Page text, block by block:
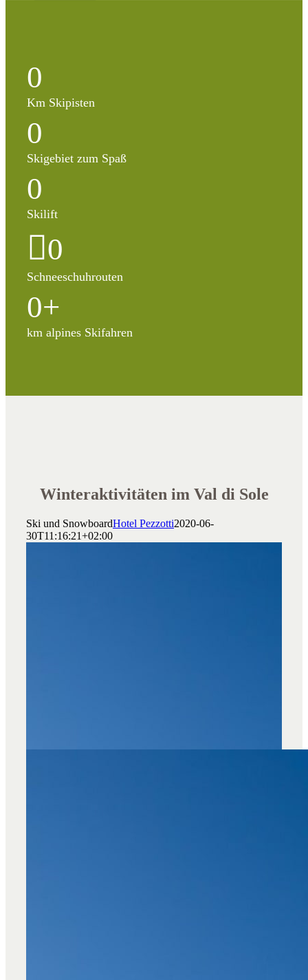
0
Km Skipisten
0
Skigebiet zum Spaß
0
Skilift
0
Schneeschuhrouten
0+
km alpines Skifahren
Winteraktivitäten im Val di Sole
Ski und SnowboardHotel Pezzotti2020-06-
30T11:16:21+02:00